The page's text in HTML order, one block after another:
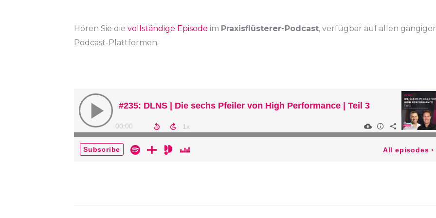
Hören Sie die vollständige Episode im Praxisflüsterer-Podcast, verfügbar auf allen
Podcast-Plattformen.